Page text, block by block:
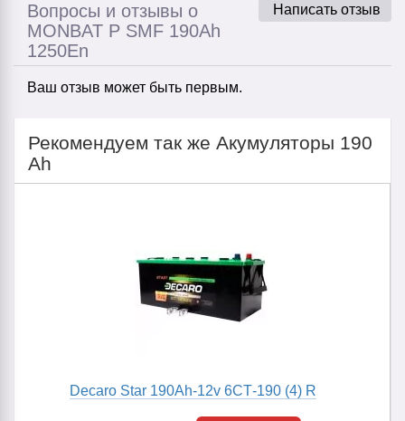
Написать отзыв
Вопросы и отзывы о
MONBAT P SMF 190Ah
1250En
Ваш отзыв может быть первым.
Рекомендуем так же Акумуляторы 190
Ah
Decaro Star 190Ah-12v 6CТ-190 (4) R